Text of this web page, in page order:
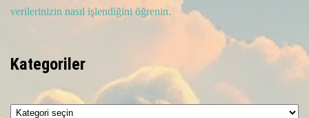
verilerinizin nasıl işlendiğini öğrenin.
Kategoriler
Kategoriler